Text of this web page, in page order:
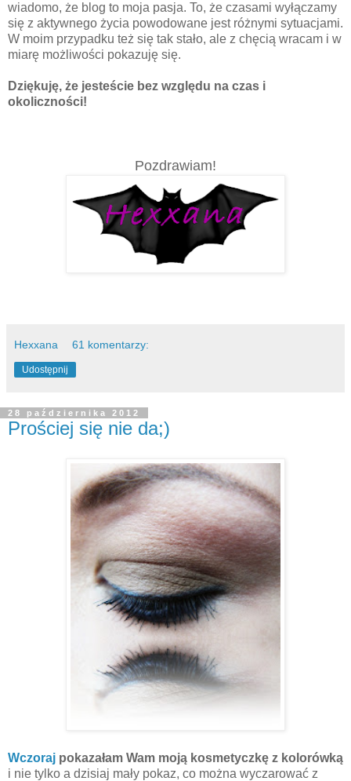
wiadomo, że blog to moja pasja. To, że czasami wyłączamy
się z aktywnego życia powodowane jest różnymi sytuacjami.
W moim przypadku też się tak stało, ale z chęcią wracam i w
miarę możliwości pokazuję się.
Dziękuję, że jesteście bez względu na czas i
okoliczności!
Pozdrawiam!
Hexxana 61 komentarzy:
Udostępnij
28 października 2012
Prościej się nie da;)
Wczoraj pokazałam Wam moją kosmetyczkę z kolorówką
i nie tylko a dzisiaj mały pokaz, co można wyczarować z